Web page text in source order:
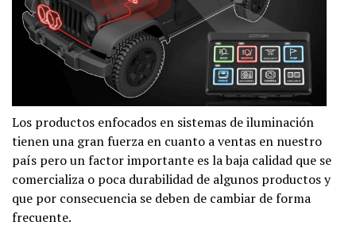
Los productos enfocados en sistemas de iluminación
tienen una gran fuerza en cuanto a ventas en nuestro
país pero un factor importante es la baja calidad que se
comercializa o poca durabilidad de algunos productos y
que por consecuencia se deben de cambiar de forma
frecuente.